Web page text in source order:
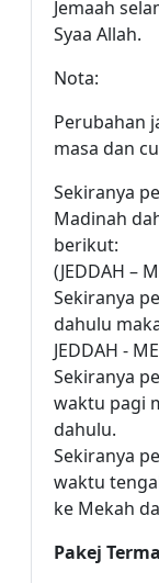
Jemaah
Syaa Allah.
Nota:
Perubahan
masa dan
Sekiranya
Madinah
berikut:
(JEDDAH –
Sekiranya
dahulu
JEDDAH -
Sekiranya
waktu pagi
dahulu.
Sekiranya
waktu
ke Mekah
Pakej